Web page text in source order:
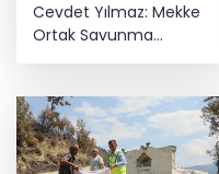
Cevdet Yılmaz: Mekke
Ortak Savunma
Anlaşması bölgesel
sağlayacak